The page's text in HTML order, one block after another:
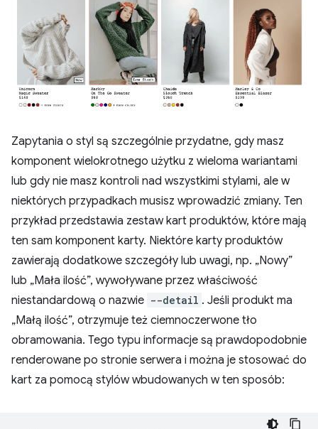
Zapytania o styl są szczególnie przydatne, gdy masz
komponent wielokrotnego użytku z wieloma wariantami
lub gdy nie masz kontroli nad wszystkimi stylami, ale w
niektórych przypadkach musisz wprowadzić zmiany. Ten
przykład przedstawia zestaw kart produktów, które mają
ten sam komponent karty. Niektóre karty produktów
zawierają dodatkowe szczegóły lub uwagi, np. „Nowy”
lub „Mała ilość”, wywoływane przez właściwość
niestandardową o nazwie --detail . Jeśli produkt ma
„Małą ilość”, otrzymuje też ciemnoczerwone tło
obramowania. Tego typu informacje są prawdopodobnie
renderowane po stronie serwera i można je stosować do
kart za pomocą stylów wbudowanych w ten sposób: